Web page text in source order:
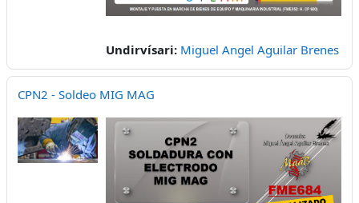
Undirvísari: Miguel Angel Aguilar Brenes
CPN2 - Soldeo MIG MAG